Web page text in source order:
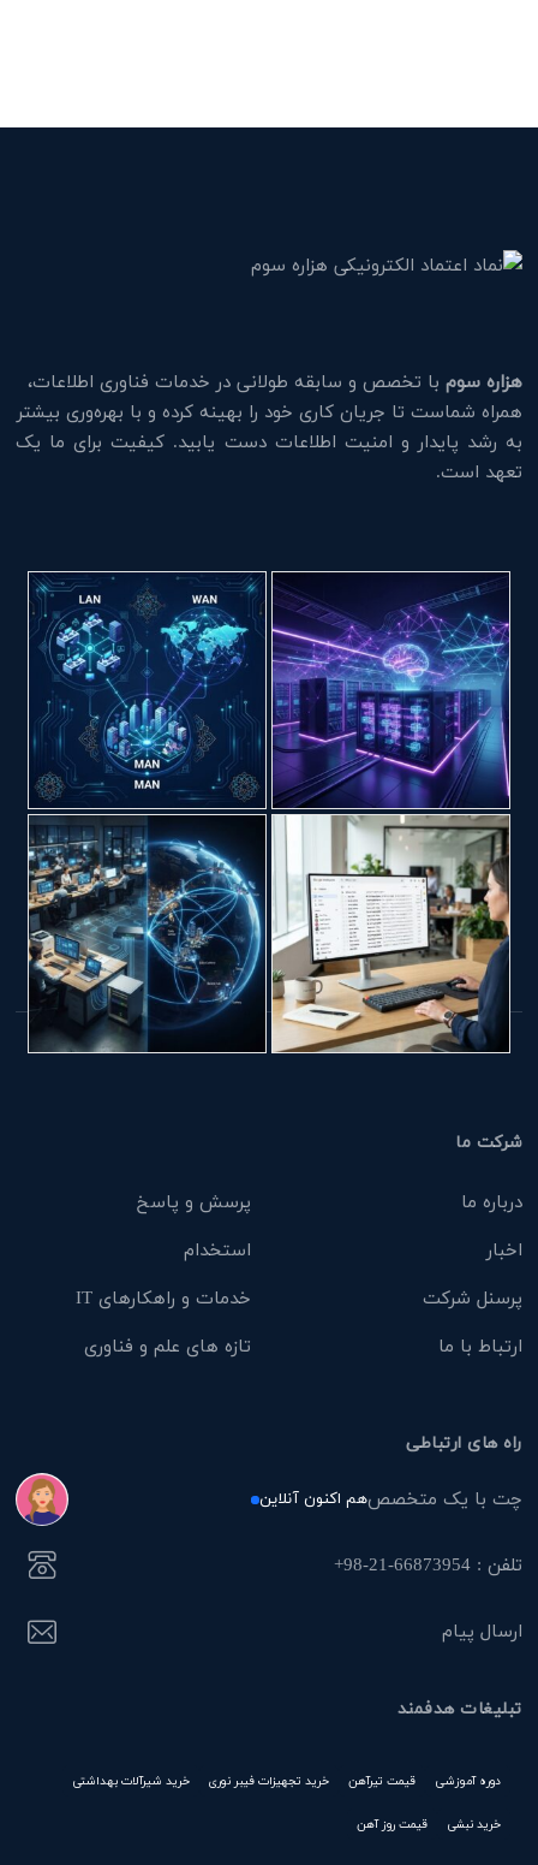
هزاره سوم با تخصص و سابقه طولانی در خدمات فناوری اطلاعات،
همراه شماست تا جریان کاری خود را بهینه کرده و با بهره‌وری بیشتر
به رشد پایدار و امنیت اطلاعات دست یابید. کیفیت برای ما یک
تعهد است.
شرکت ما
درباره ما
پرسش و پاسخ
اخبار
استخدام
پرسنل شرکت
خدمات و راهکارهای IT
ارتباط با ما
تازه های علم و فناوری
راه های ارتباطی
چت با یک متخصصهم اکنون آنلاین
تلفن : 66873954-21-98+
ارسال پیام
تبلیغات هدفمند
دوره آموزشی قیمت تیرآهن خرید تجهیزات فیبر نوری خرید شیرآلات بهداشتی
خرید نبشی قیمت روز آهن